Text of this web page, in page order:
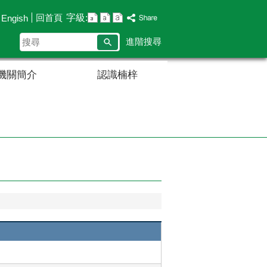
回首頁 字級:
搜
尋
進階搜尋
關簡介 認識楠梓